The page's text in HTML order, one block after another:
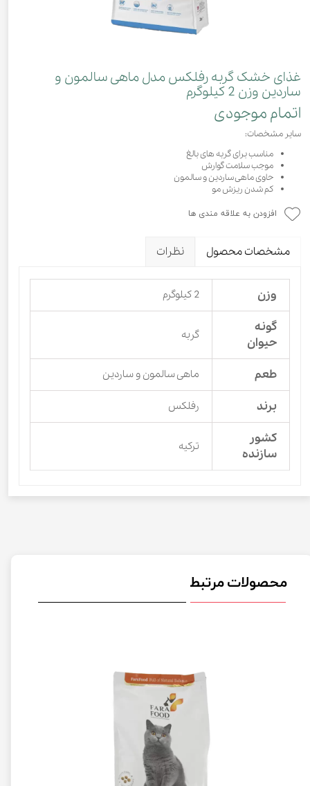
غذای خشک گربه رفلکس مدل ماهی سالمون و
ساردین وزن 2 کیلوگرم
اتمام موجودی
سایر مشخصات:
مناسب برای گربه های بالغ
موجب سلامت گوارش
حاوی ماهی ساردین و سالمون
کم شدن ریزش مو
افزودن به علاقه مندی ها
مشخصات محصول نظرات
وزن 2 کیلوگرم
گونه
حیوان
گربه
طعم ماهی سالمون و ساردین
برند رفلکس
کشور
سازنده
ترکیه
محصولات مرتبط